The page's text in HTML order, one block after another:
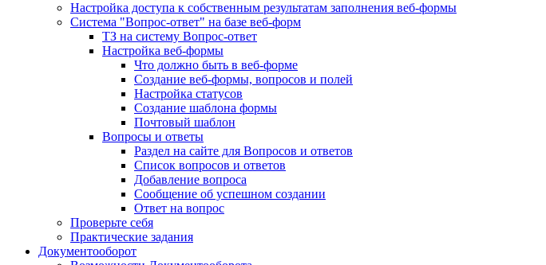
Настройка доступа к собственным результатам заполнения веб-формы
Система "Вопрос-ответ" на базе веб-форм
ТЗ на систему Вопрос-ответ
Настройка веб-формы
Что должно быть в веб-форме
Создание веб-формы, вопросов и полей
Настройка статусов
Создание шаблона формы
Почтовый шаблон
Вопросы и ответы
Раздел на сайте для Вопросов и ответов
Список вопросов и ответов
Добавление вопроса
Сообщение об успешном создании
Ответ на вопрос
Проверьте себя
Практические задания
Документооборот